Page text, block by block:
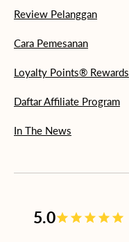
Review Pelanggan
Cara Pemesanan
Loyalty Points® Rewards
Daftar Affiliate Program
In The News
5.0